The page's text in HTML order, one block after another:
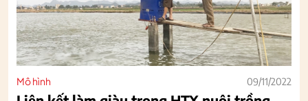
Mô hình 09/11/2022